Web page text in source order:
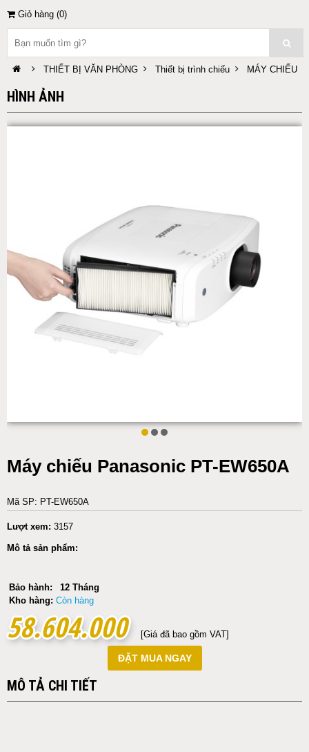
Giỏ hàng (0)
THIẾT BỊ VĂN PHÒNG Thiết bị trình chiếu MÁY CHIẾU
HÌNH ẢNH
Máy chiếu Panasonic PT-EW650A
Mã SP: PT-EW650A
Lượt xem: 3157
Mô tả sản phẩm:
Bảo hành:
12 Tháng
Kho hàng: Còn hàng
58.604.000
58.604.000 [Giá đã bao gồm VAT]
ĐẶT MUA NGAY
MÔ TẢ CHI TIẾT